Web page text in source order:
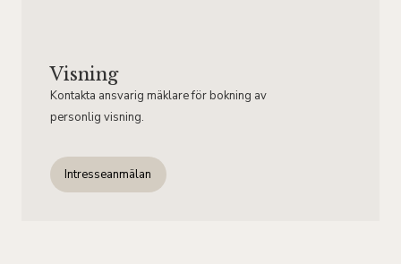
Visning
Kontakta ansvarig mäklare för bokning av
personlig visning.
Intresseanmälan